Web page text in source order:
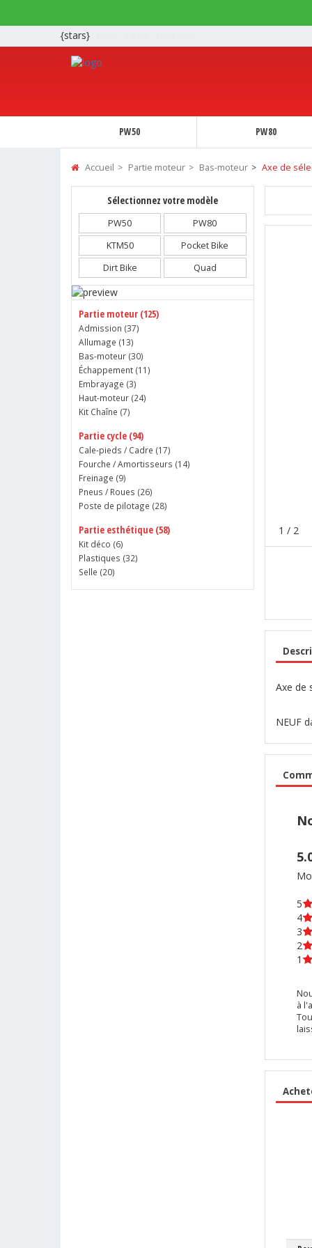
{stars}
PW50 PW80
Accueil Partie moteur Bas-moteur Axe de
Sélectionnez votre modèle
PW50
PW80
KTM50
Pocket Bike
Dirt Bike
Quad
Partie moteur (125)
Admission (37)
Allumage (13)
Bas-moteur (30)
Échappement (11)
Embrayage (3)
Haut-moteur (24)
Kit Chaîne (7)
Partie cycle (94)
Cale-pieds / Cadre (17)
Fourche / Amortisseurs (14)
Freinage (9)
Pneus / Roues (26)
Poste de pilotage (28)
Partie esthétique (58)
Kit déco (6)
Plastiques (32)
Selle (20)
1 / 2
Axe de
NEUF
5
4
3
2
1
à